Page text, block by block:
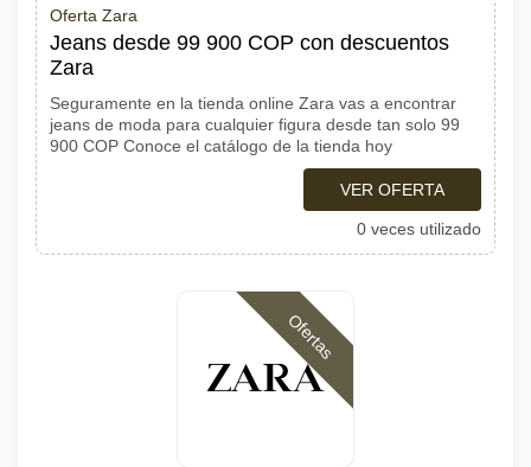
Oferta Zara
Jeans desde 99 900 COP con descuentos
Zara
Seguramente en la tienda online Zara vas a encontrar
jeans de moda para cualquier figura desde tan solo 99
900 COP Conoce el catálogo de la tienda hoy
VER OFERTA
0 veces utilizado
Ofertas